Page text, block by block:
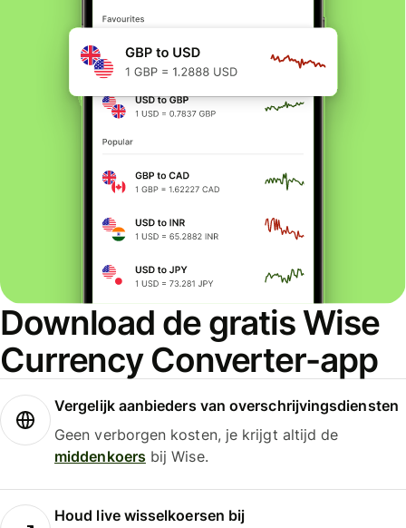
Download de gratis Wise
Currency Converter-app
Vergelijk aanbieders van overschrijvingsdiensten
Geen verborgen kosten, je krijgt altijd de
middenkoersbij Wise.
Houd live wisselkoersen bij